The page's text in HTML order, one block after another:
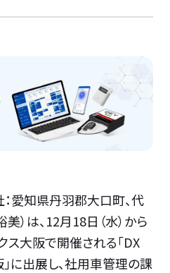
愛知県丹羽郡大口町、代
）は、12月18日（水）から
ス大阪で開催される「DX
に出展し、社用車管理の課